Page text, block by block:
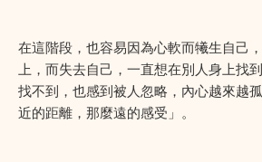
在這階段，也容易因為心軟而犧生自己
上，而失去自己，一直想在別人身上找
找不到，也感到被人忽略，內心越來越
近的距離，那麼遠的感受」。